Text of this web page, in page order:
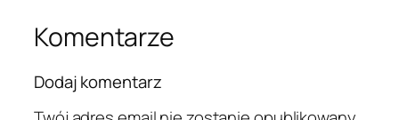
Komentarze
Dodaj komentarz